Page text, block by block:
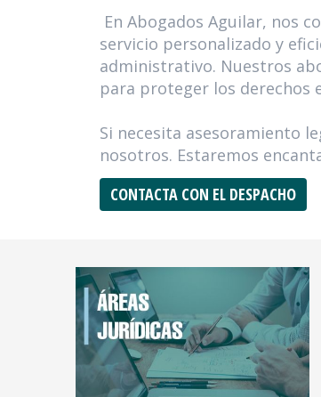
En Abogados Aguilar, nos
servicio personalizado y
administrativo. Nuestros
para proteger los derechos
Si necesita asesoramiento
nosotros. Estaremos
CONTACTA CON EL DESPACHO